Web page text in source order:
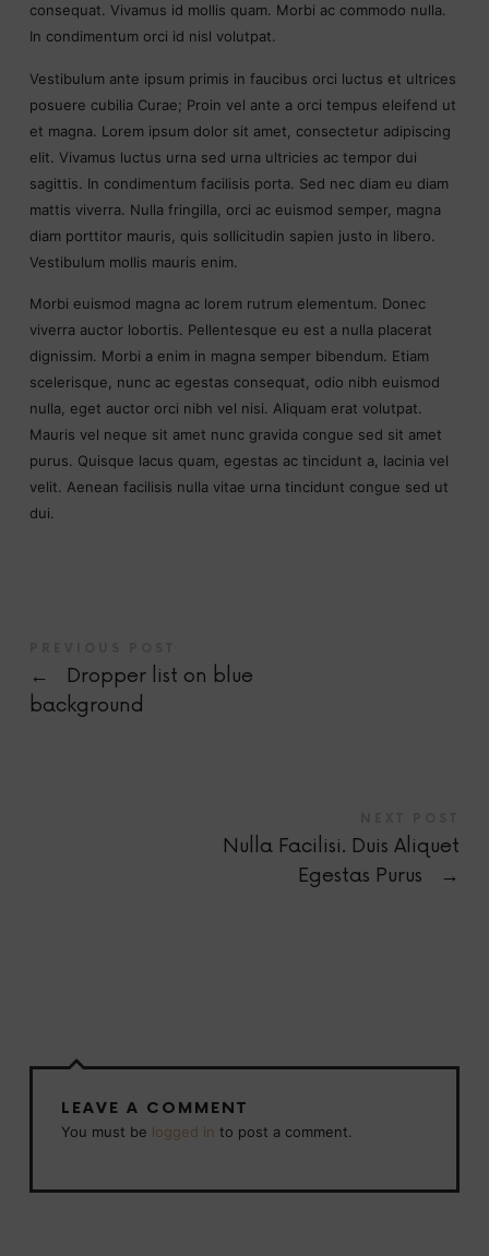
consequat. Vivamus id mollis quam. Morbi ac commodo nulla.
In condimentum orci id nisl volutpat.
Vestibulum ante ipsum primis in faucibus orci luctus et ultrices
posuere cubilia Curae; Proin vel ante a orci tempus eleifend ut
et magna. Lorem ipsum dolor sit amet, consectetur adipiscing
elit. Vivamus luctus urna sed urna ultricies ac tempor dui
sagittis. In condimentum facilisis porta. Sed nec diam eu diam
mattis viverra. Nulla fringilla, orci ac euismod semper, magna
diam porttitor mauris, quis sollicitudin sapien justo in libero.
Vestibulum mollis mauris enim.
Morbi euismod magna ac lorem rutrum elementum. Donec
viverra auctor lobortis. Pellentesque eu est a nulla placerat
dignissim. Morbi a enim in magna semper bibendum. Etiam
scelerisque, nunc ac egestas consequat, odio nibh euismod
nulla, eget auctor orci nibh vel nisi. Aliquam erat volutpat.
Mauris vel neque sit amet nunc gravida congue sed sit amet
purus. Quisque lacus quam, egestas ac tincidunt a, lacinia vel
velit. Aenean facilisis nulla vitae urna tincidunt congue sed ut
dui.
←
Dropper list on blue
background
Nulla Facilisi. Duis Aliquet
Egestas Purus
→
LEAVE A COMMENT
You must be logged in to post a comment.